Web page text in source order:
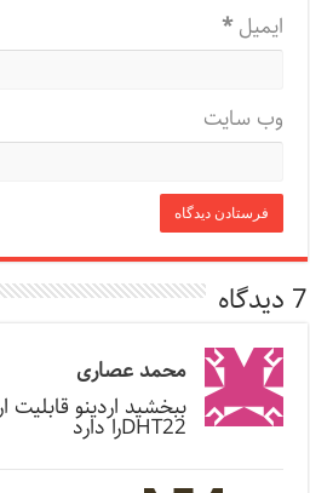
ایمیل*
وب‌ سایت
7 دیدگاه
محمد عصاری
ببخشید اردینو
DHT22را دارد